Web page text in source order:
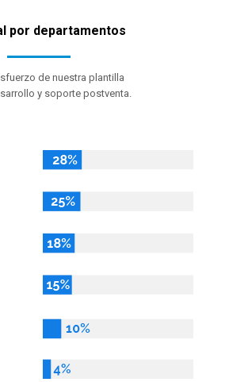
por departamentos
de nuestra plantilla
y soporte postventa.